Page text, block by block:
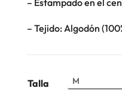
– Tejido: Algodón
Talla